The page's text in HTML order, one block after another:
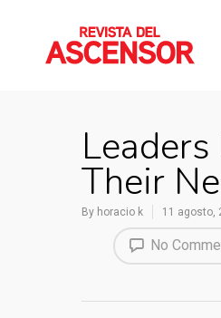
Their
By horacio k 11 agosto,
No